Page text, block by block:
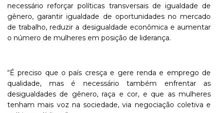
necessário reforçar políticas transversais de igualdade de
gênero, garantir igualdade de oportunidades no mercado
de trabalho, reduzir a desigualdade econômica e aumentar
o número de mulheres em posição de liderança.
“É preciso que o país cresça e gere renda e emprego de
qualidade, mas é necessário também enfrentar as
desigualdades de gênero, raça e cor, e que as mulheres
tenham mais voz na sociedade, via negociação coletiva e